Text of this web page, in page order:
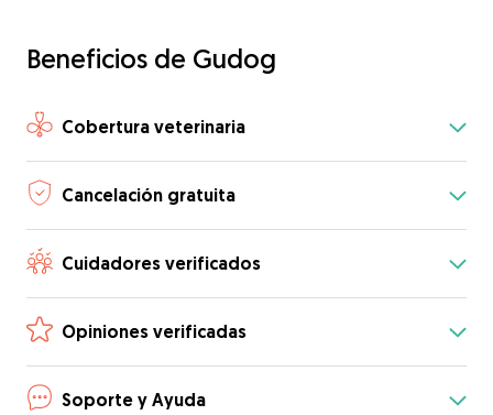
Beneficios de Gudog
Cobertura veterinaria
Cancelación gratuita
Cuidadores verificados
Opiniones verificadas
Soporte y Ayuda